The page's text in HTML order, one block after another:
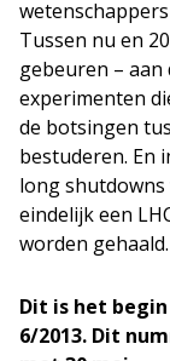
Tussen nu en
gebeuren – aan
experimenten
de botsingen
bestuderen. En
long shutdowns
eindelijk een
worden gehaald.
Dit is het
6/2013. Dit